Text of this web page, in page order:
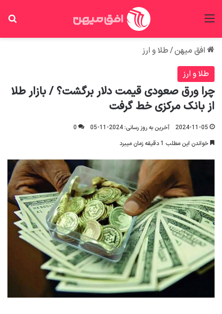
افق میهن/طلا و ارز
طلا و ارز
چرا ورق صعودی قیمت دلار برگشت؟ / بازار طلا
از بانک مرکزی خط گرفت
2024-11-05 آخرین به روز رسانی: 2024-11-05
0
خواندن این مطلب 1 دقیقه زمان میبرد